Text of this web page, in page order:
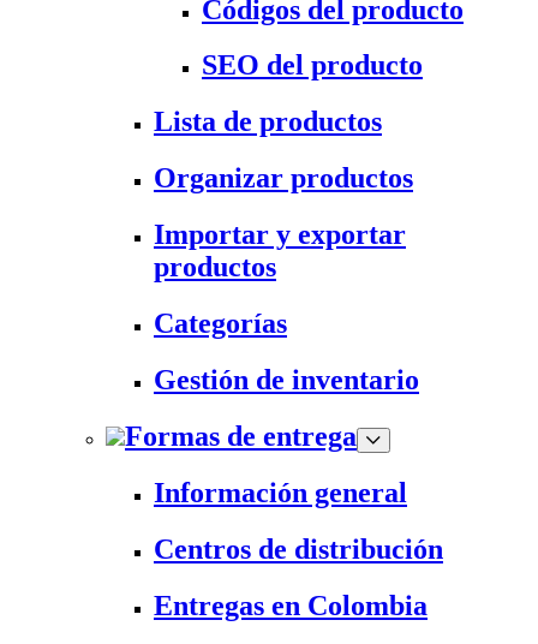
Códigos del producto
SEO del producto
Lista de productos
Organizar productos
Importar y exportar
productos
Categorías
Gestión de inventario
Formas de entrega
Información general
Centros de distribución
Entregas en Colombia